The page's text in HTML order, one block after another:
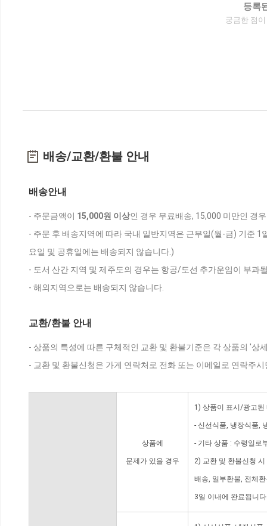
등록
궁금한 점
배송/교환/환불 안내
배송안내
- 주문금액이 15,000원 이상인 경우 무료배송, 15,000 미만인 경
- 주문 후 배송지역에 따라 국내 일반지역은 근무일(월-금) 기준
요일 및 공휴일에는 배송되지 않습니다.)
- 도서 산간 지역 및 제주도의 경우는 항공/도선 추가운임이 부과
- 해외지역으로는 배송되지 않습니다.
교환/환불 안내
- 상품의 특성에 따른 구체적인 교환 및 환불기준은 각 상품의 '상
- 교환 및 환불신청은 가게 연락처로 전화 또는 이메일로 연락주
상품에
문제가 있을 경우
1) 상품이 표시/광고된
- 신선식품, 냉장식품,
- 기타 상품 : 수령일로
2) 교환 및 환불신청
배송, 일부환불, 전체
3일 이내에 완료됩니